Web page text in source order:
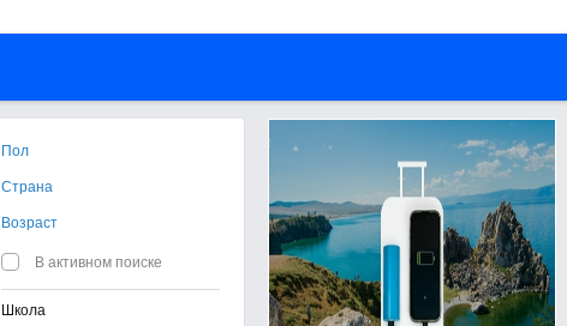
Пол
Страна
Возраст
В активном поиске
Школа